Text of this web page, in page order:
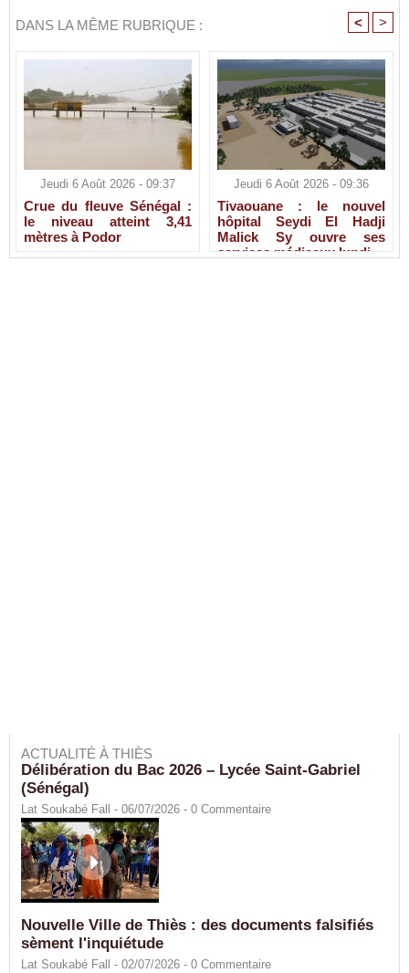
DANS LA MÊME RUBRIQUE : < >
Jeudi 6 Août 2026 - 09:37
Crue du fleuve Sénégal :
le niveau atteint 3,41
mètres à Podor
Jeudi 6 Août 2026 - 09:36
Tivaouane : le nouvel
hôpital Seydi El Hadji
Malick Sy ouvre ses
services médicaux lundi
ACTUALITÉ À THIÈS
Délibération du Bac 2026 – Lycée Saint-Gabriel
(Sénégal)
Lat Soukabé Fall - 06/07/2026 - 0 Commentaire
Nouvelle Ville de Thiès : des documents falsifiés
sèment l'inquiétude
Lat Soukabé Fall - 02/07/2026 - 0 Commentaire